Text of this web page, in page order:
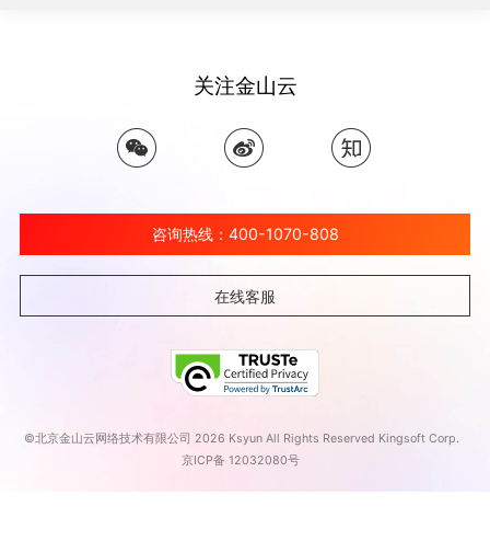
关注金山云
咨询热线：400-1070-808
在线客服
©北京金山云网络技术有限公司 2026 Ksyun All Rights Reserved Kingsoft Corp.
京ICP备 12032080号